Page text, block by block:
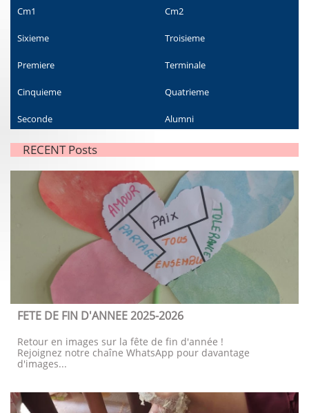
Cm1 Cm2
Sixieme Troisieme
Premiere Terminale
Cinquieme Quatrieme
Seconde Alumni
RECENT Posts
FETE DE FIN D'ANNEE 2025-2026
Retour en images sur la fête de fin d'année !
Rejoignez notre chaîne WhatsApp pour davantage
d'images...